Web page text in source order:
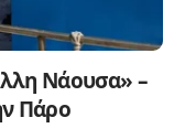
Νάουσα» –
Πάρο